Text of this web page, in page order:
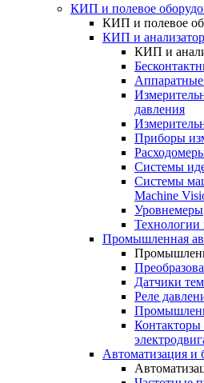
КИП и полевое
КИП и полевое
КИП и
КИП и
давления
Приборы
Системы
Системы
Machine
Уровнемеры
Технологии
Промышленная
Датчики
Реле
Контакторы
Автоматизация и